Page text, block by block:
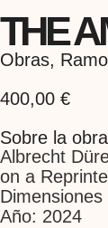
THE
Obras,
400,00 €
Sobre la obra
Albrecht
on a
Año: 2024